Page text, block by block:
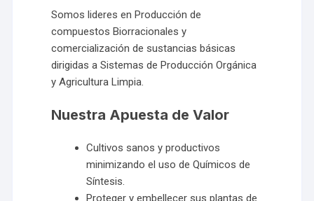
Somos lideres en Producción de
compuestos Biorracionales y
comercialización de sustancias básicas
dirigidas a Sistemas de Producción Orgánica
y Agricultura Limpia.
Nuestra Apuesta de Valor
Cultivos sanos y productivos
minimizando el uso de Químicos de
Síntesis.
Proteger y embellecer sus plantas de